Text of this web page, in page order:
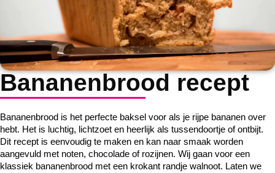
Bananenbrood recept
Bananenbrood is het perfecte baksel voor als je rijpe bananen over
hebt. Het is luchtig, lichtzoet en heerlijk als tussendoortje of ontbijt.
Dit recept is eenvoudig te maken en kan naar smaak worden
aangevuld met noten, chocolade of rozijnen. Wij gaan voor een
klassiek bananenbrood met een krokant randje walnoot. Laten we